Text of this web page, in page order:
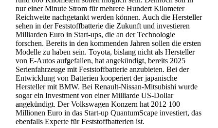
nur einer Minute Strom für mehrere Hundert Kilometer
Reichweite nachgetankt werden können. Auch die Hersteller
sehen in der Feststoffbatterie die Zukunft und investieren
Milliarden Euro in Start-ups, die an der Technologie
forschen. Bereits in den kommenden Jahren sollen die ersten
Modelle zu haben sein. Toyota, bislang nicht als Hersteller
von E-Autos aufgefallen, hat angekündigt, bereits 2025
Serienfahrzeuge mit Feststoffbatterie anzubieten. Bei der
Entwicklung von Batterien kooperiert der japanische
Hersteller mit BMW. Bei Renault-Nissan-Mitsubishi wurde
sogar ein Investment von einer Milliarde US-Dollar
angekündigt. Der Volkswagen Konzern hat 2012 100
Millionen Euro in das Start-up QuantumScape investiert, das
ebenfalls Experte für Feststoffbatterien ist.